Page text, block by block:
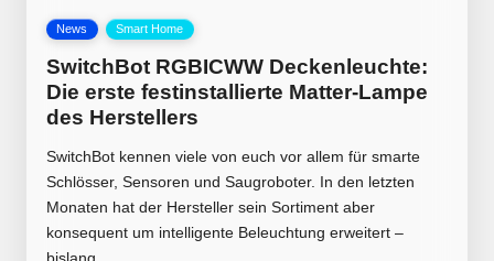
Posted
News Smart Home
SwitchBot RGBICWW Deckenleuchte:
Die erste festinstallierte Matter-Lampe
des Herstellers
SwitchBot kennen viele von euch vor allem für smarte
Schlösser, Sensoren und Saugroboter. In den letzten
Monaten hat der Hersteller sein Sortiment aber
konsequent um intelligente Beleuchtung erweitert –